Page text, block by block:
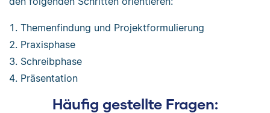
Themenfindung und Projektformulierung
Praxisphase
Schreibphase
Präsentation
Häufig gestellte Fragen: